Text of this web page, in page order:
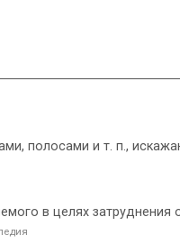
полосами и т. п.,
в целях затруднения